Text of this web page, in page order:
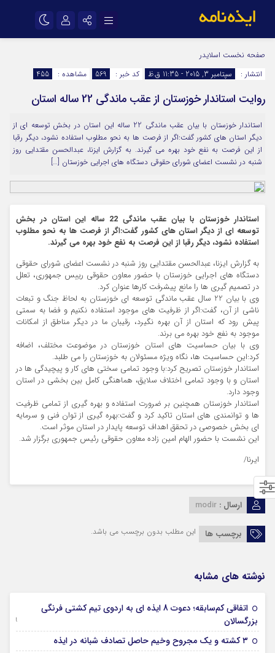
اینستاگرام
سروش
ایتا
آپارات
اپلیکیشن رمز عبور
مرا به خاطر بسپار
صفحه نخست اسلایدر
انتشار :
سپتامبر 3, 2015 - 11:35 ق.ظ کد خبر : 569 مشاهده : 455
روایت استاندار خوزستان از عقب ماندگی 22 ساله استان
استاندار خوزستان با بیان عقب ماندگی 22 ساله این استان در بخش توسعه ای از
دیگر استان های کشور گفت:اگر از فرصت ها به نحو مطلوب استفاده نشود، دیگر رقبا
از این فرصت به نفع خود بهره می گیرند. به گزارش ایزنا، عبدالحسن مقتدایی روز
شنبه در نشست اعضای شورای حقوقی دستگاه های اجرایی خوزستان […]
استاندار خوزستان با بیان عقب ماندگی 22 ساله این استان در بخش
توسعه ای از دیگر استان های کشور گفت:اگر از فرصت ها به نحو مطلوب
استفاده نشود، دیگر رقبا از این فرصت به نفع خود بهره می گیرند.
به گزارش ایزنا، عبدالحسن مقتدایی روز شنبه در نشست اعضای شورای حقوقی
دستگاه های اجرایی خوزستان با حضور معاون حقوقی رییس جمهوری، تعلل
در تصمیم گیری ها را مانع پیشرفت کارها عنوان کرد.
وی با بیان 22 سال عقب ماندگی توسعه ای خوزستان به لحاظ جنگ و تبعات
ناشی از آن، گفت:اگر از ظرفیت های موجود استفاده نکنیم و فضا به سمتی
پیش رود که استان از آن بهره نگیرد، رقیبان ما در دیگر مناطق از امکانات
موجود به نفع خود بهره می برند.
وی با بیان حساسیت های استان خوزستان در موضوعت مختلف، اضافه
کرد:این حساسیت ها، نگاه ویژه مسئولان به خوزستان را می طلبد.
استاندار خوزستان تصریح کرد:با وجود تمامی سختی های کار و پیچیدگی ها در
استان و با وجود تمامی اختلاف سلایق، هماهنگی کامل بین بخشی در استان
وجود دارد.
استاندار خوزستان همچنین بر ضرورت استفاده و بهره گیری از تمامی ظرفیت
ها و توانمندی های استان تاکید کرد و گفت:بهره گیری از توان فنی و سرمایه
ای بخش خصوصی در تحقق اهداف توسعه پایدار در استان موثر است.
این نشست با حضور الهام امین زاده معاون حقوقی رئیس جمهوری برگزار شد.
ایرنا/
ارسال : modir
برچسب ها این مطلب بدون برچسب می باشد.
نوشته های مشابه
اتفاقی کم‌سابقه؛ دعوت 8 ایذه ای به اردوی تیم کشتی فرنگی
بزرگسالان
09 جولای 2026
۳ کشته و یک مجروح وخیم حاصل تصادف شبانه در ایذه